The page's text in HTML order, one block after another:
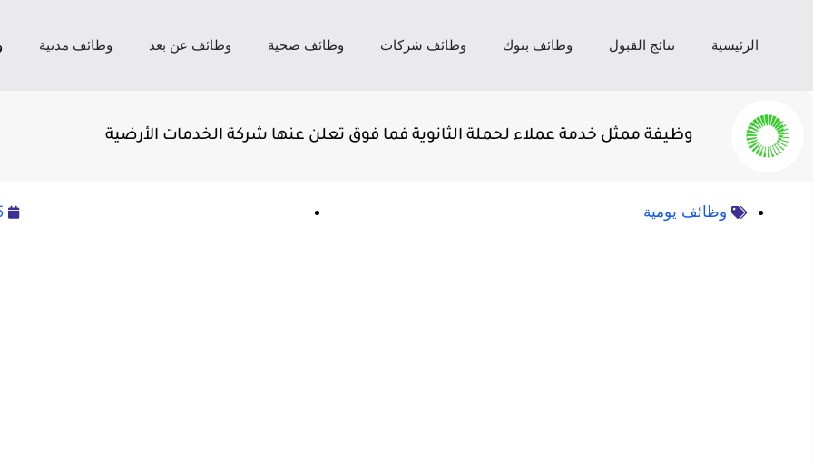
الرئيسية نتائج القبول وظائف بنوك وظائف شركات وظائف صحية وظائف عن بعد وظائف مدنية
وظيفة ممثل خدمة عملاء لحملة الثانوية فما فوق تعلن عنها شركة الخدمات الأرضية
وظائف يومية